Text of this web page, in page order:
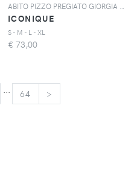
ICONIQUE
S - M - L - XL
€ 73,00
... 64 >